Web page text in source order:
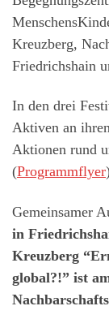
Kreuzberg,
Friedrichshain
In den drei
Aktiven an
Aktionen rund
(Programmflyer
Gemeinsamer
in
Kreuzberg
global?!” ist